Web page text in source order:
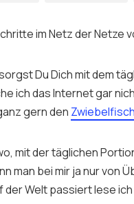
im Netz der Netze
Du Dich mit dem
ich das Internet gar
gern den Zwiebelfisch
mit der täglichen
man bei mir ja nur von
der Welt passiert lese